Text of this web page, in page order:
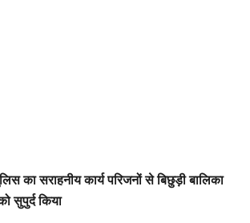
का सराहनीय कार्य परिजनों से बिछुड़ी बालिका
सुपुर्द किया